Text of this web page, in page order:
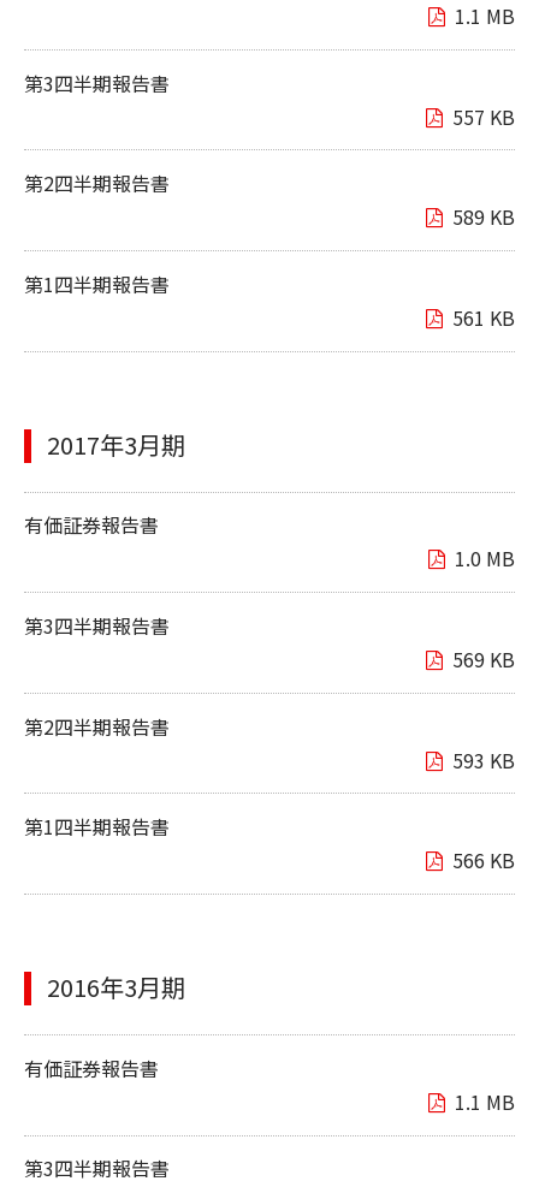
1.1 MB
第3四半期報告書
557 KB
第2四半期報告書
589 KB
第1四半期報告書
561 KB
2017年3月期
有価証券報告書
1.0 MB
第3四半期報告書
569 KB
第2四半期報告書
593 KB
第1四半期報告書
566 KB
2016年3月期
有価証券報告書
1.1 MB
第3四半期報告書